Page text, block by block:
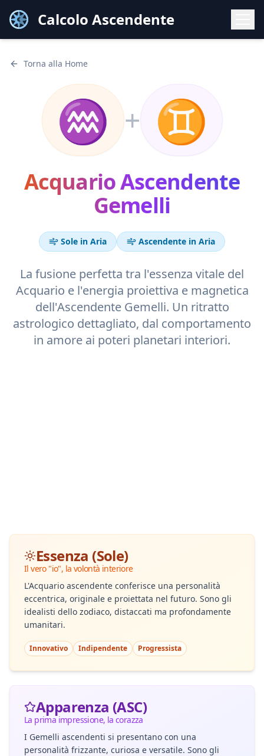
Calcolo Ascendente
Torna alla Home
♒ + ♊
AcquarioAscendente
Gemelli
Sole in Aria Ascendente in Aria
La fusione perfetta tra l'essenza vitale del
Acquario e l'energia proiettiva e magnetica
dell'Ascendente Gemelli. Un ritratto
astrologico dettagliato, dal comportamento
in amore ai poteri planetari interiori.
Essenza (Sole)
Il vero "io", la volontà interiore
L'Acquario ascendente conferisce una personalità
eccentrica, originale e proiettata nel futuro. Sono gli
idealisti dello zodiaco, distaccati ma profondamente
umanitari.
Innovativo Indipendente Progressista
Apparenza (ASC)
La prima impressione, la corazza
I Gemelli ascendenti si presentano con una
personalità frizzante, curiosa e versatile. Sono gli